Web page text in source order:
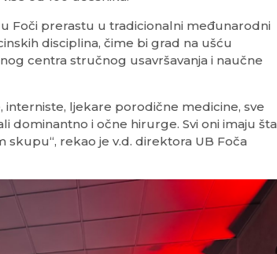
Foči prerastu u tradicionalni međunarodni
disciplina, čime bi grad na ušću
centra stručnog usavršavanja i naučne
ljekare porodične medicine, sve
dominantno i očne hirurge. Svi oni imaju šta
rekao je v.d. direktora UB Foča